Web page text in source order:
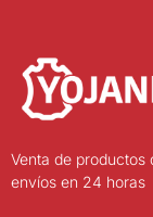
Venta de productos
envíos en 24 horas